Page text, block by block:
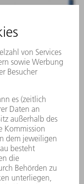
Guide, der Ihnen
erklärt, wie
hilfreichen
erhalten Sie